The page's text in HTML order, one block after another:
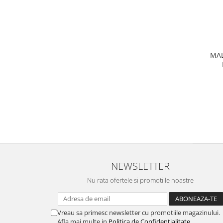
NEWSLETTER
Nu rata ofertele si promotiile noastre
Vreau sa primesc newsletter cu promotiile magazinului.